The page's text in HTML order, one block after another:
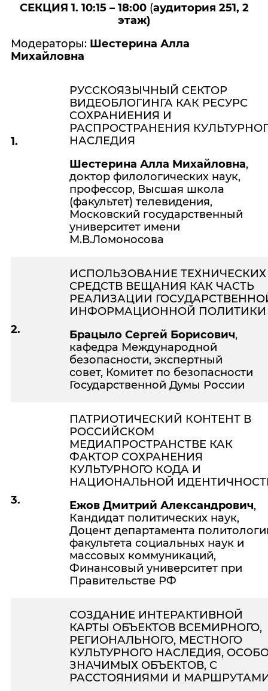
СЕКЦИЯ 1. 10:15 – 18:00(аудитория 251, 2
этаж)
Модераторы: Шестерина Алла
Михайловна
1.
РУССКОЯЗЫЧНЫЙ СЕКТОР
ВИДЕОБЛОГИНГА КАК РЕСУРС
СОХРАНИЕНИЯ И
РАСПРОСТРАНЕНИЯ
НАСЛЕДИЯ
Шестерина Алла Михайловна,
доктор филологических наук,
профессор, Высшая школа
(факультет) телевидения,
Московский государственный
университет имени
М.В.Ломоносова
2.
ИСПОЛЬЗОВАНИЕ ТЕХНИЧЕСКИХ
СРЕДСТВ ВЕЩАНИЯ КАК ЧАСТЬ
РЕАЛИЗАЦИИ
ИНФОРМАЦИОННОЙ ПОЛИТИКИ
Брацыло Сергей Борисович,
кафедра Международной
безопасности, экспертный
совет, Комитет по безопасности
Государственной Думы России
3.
ПАТРИОТИЧЕСКИЙ КОНТЕНТ В
РОССИЙСКОМ
МЕДИАПРОСТРАНСТВЕ КАК
ФАКТОР СОХРАНЕНИЯ
КУЛЬТУРНОГО КОДА И
НАЦИОНАЛЬНОЙ
Ежов Дмитрий Александрович,
Кандидат политических наук,
Доцент департамента
факультета социальных наук и
массовых коммуникаций,
Финансовый университет при
Правительстве РФ
СОЗДАНИЕ ИНТЕРАКТИВНОЙ
КАРТЫ ОБЪЕКТОВ ВСЕМИРНОГО,
РЕГИОНАЛЬНОГО, МЕСТНОГО
КУЛЬТУРНОГО НАСЛЕДИЯ,
ЗНАЧИМЫХ ОБЪЕКТОВ, С
РАССТОЯНИЯМИ И